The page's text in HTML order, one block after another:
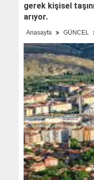
gerek kişisel
arıyor.
Anasayfa GÜNCEL